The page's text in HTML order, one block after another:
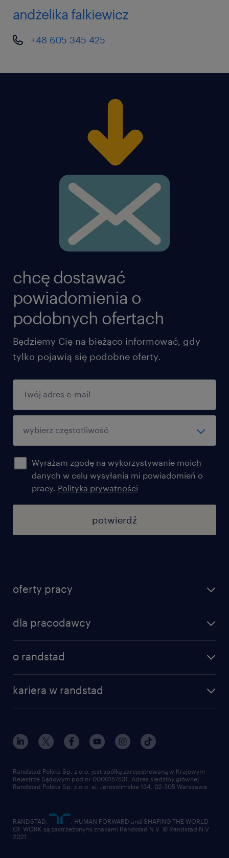
andżelika falkiewicz
+48 605 345 425
chcę dostawać
powiadomienia o
podobnych ofertach
Będziemy Cię na bieżąco informować, gdy
tylko pojawią się podobne oferty.
Wyrażam zgodę na wykorzystywanie moich
danych w celu wysyłania mi powiadomień o
pracy. Polityka prywatności
potwierdź
oferty pracy
specjalizacje
praca w amazon
dla pracodawcy
o randstad
dla mediów
dla dostawców
kariera w randstad
nasz świat
pracuj w randstad
złóż CV
Randstad Polska Sp. z o.o. jest spółką zarejestrowaną w Krajowym
Rejestrze Sądowym pod nr 0000157531. Adres siedziby głównej
Randstad Polska Sp. z o.o. al. Jerozolimskie 134, 02-305 Warszawa.
RANDSTAD,
, HUMAN FORWARD and SHAPING THE WORLD
OF WORK są zastrzeżonymi znakami Randstad N.V. © Randstad N.V
2021